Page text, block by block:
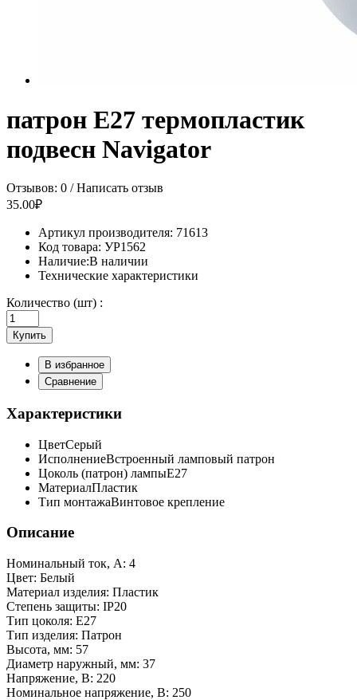
патрон Е27 термопластик
подвесн Navigator
Отзывов: 0 /Написать отзыв
35.00₽
Артикул производителя: 71613
Код товара: УР1562
Наличие:В наличии
Технические характеристики
Количество (шт) :
Купить
В избранное
Сравнение
Характеристики
ЦветСерый
ИсполнениеВстроенный ламповый патрон
Цоколь (патрон) лампыE27
МатериалПластик
Тип монтажаВинтовое крепление
Описание
Номинальный ток, А: 4
Цвет: Белый
Материал изделия: Пластик
Степень защиты: IP20
Тип цоколя: E27
Тип изделия: Патрон
Высота, мм: 57
Диаметр наружный, мм: 37
Напряжение, В: 220
Номинальное напряжение, В: 250